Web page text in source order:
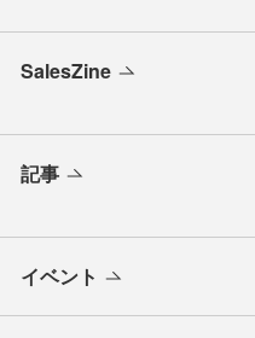
SalesZine
記事
イベント